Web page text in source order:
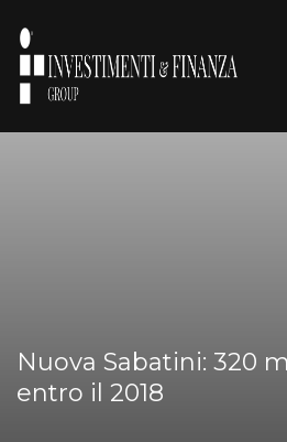
Nuova Sabatini: 320
entro il 2018